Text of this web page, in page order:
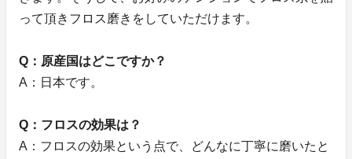
って頂きフロス磨きをしていただけます。
Q：原産国はどこですか？
A：日本です。
Q：フロスの効果は？
A：フロスの効果という点で、どんなに丁寧に磨いたと